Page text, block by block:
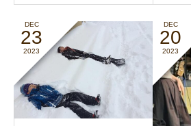
DEC
23
2023
DEC
20
2023